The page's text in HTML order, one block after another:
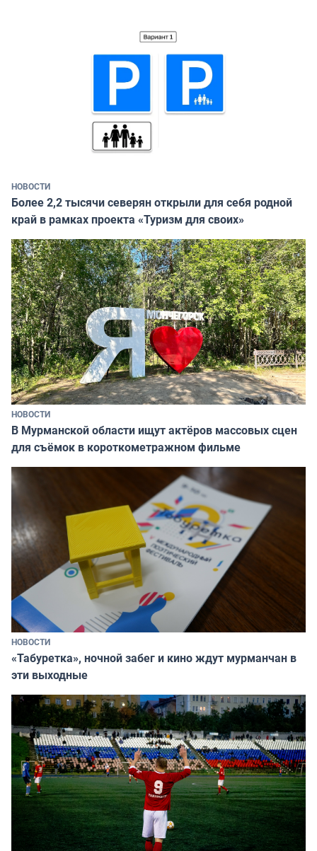
НОВОСТИ
Более 2,2 тысячи северян открыли для себя родной
край в рамках проекта «Туризм для своих»
НОВОСТИ
В Мурманской области ищут актёров массовых сцен
для съёмок в короткометражном фильме
НОВОСТИ
«Табуретка», ночной забег и кино ждут мурманчан в
эти выходные